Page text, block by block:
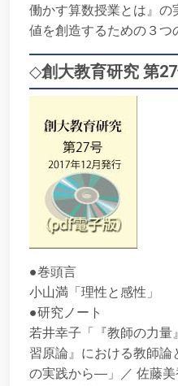
働かす算数授業とは』
値を創造するための３つ
◇創大教育研究 第
●巻頭言
小山満「理性と感性」
●研究ノート
若井幸子「『教師の力
習原論』における教師
の実践から―」／ 佐藤